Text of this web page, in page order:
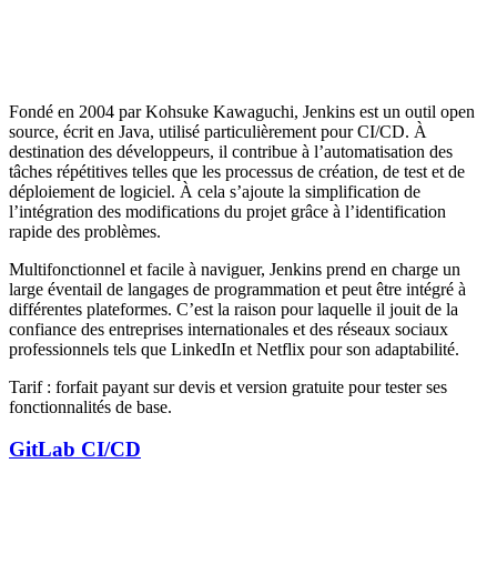
Fondé en 2004 par Kohsuke Kawaguchi, Jenkins est un outil open
source, écrit en Java, utilisé particulièrement pour CI/CD. À
destination des développeurs, il contribue à l’automatisation des
tâches répétitives telles que les processus de création, de test et de
déploiement de logiciel. À cela s’ajoute la simplification de
l’intégration des modifications du projet grâce à l’identification
rapide des problèmes.
Multifonctionnel et facile à naviguer, Jenkins prend en charge un
large éventail de langages de programmation et peut être intégré à
différentes plateformes. C’est la raison pour laquelle il jouit de la
confiance des entreprises internationales et des réseaux sociaux
professionnels tels que LinkedIn et Netflix pour son adaptabilité.
Tarif : forfait payant sur devis et version gratuite pour tester ses
fonctionnalités de base.
GitLab CI/CD